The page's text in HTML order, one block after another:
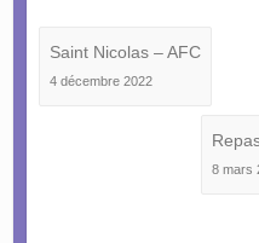
Saint Nicolas – AFC
4 décembre 2022
8 mars